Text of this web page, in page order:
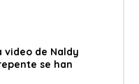
video de Naldy
se han